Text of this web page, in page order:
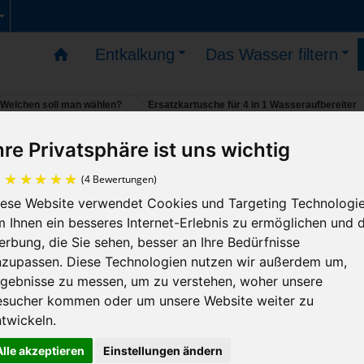
Privatsphäre ist uns wichtig
(4 Bewertungen)
Website verwendet Cookies und Targeting
Ihnen ein besseres Internet-Erlebnis zu ermöglichen und
die Sie sehen, besser an Ihre Bedürfnisse
Diese Technologien nutzen wir außerdem um,
zu messen, um zu verstehen, woher unsere
kommen oder um unsere Website weiter zu
akzeptieren Einstellungen ändern
Entkalkung Das Wasser filtern
soll man wählen? Ersatzkartusche für 4 in 1 Wasseraufbereiter
sind möglich – die Lieferungen werden am 11. August
Ersatzkartusche für 4 in 1
Wasseraufbereiter
4 Filterstufen in einer Kartusche!
Deutsche Qualität!
cart-pur